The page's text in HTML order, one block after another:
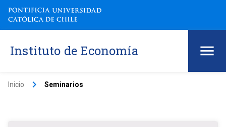
Instituto de Economía
Inicio keyboard_arrow_right Seminarios